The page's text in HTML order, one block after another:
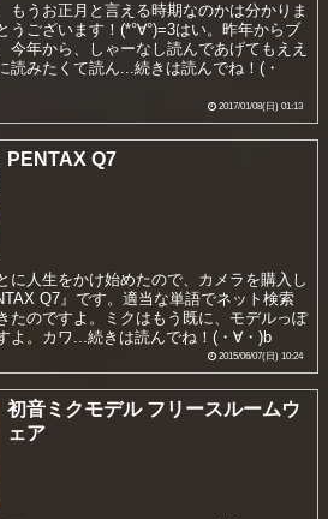
もうお正月と言える時期なのかは分かりま
うございます！(*°∀°)=3はい。昨年からブ
今年から、しゃーなし読んであげてもええ
みたくて読ん...続きは読んでね！(・
2017/01/08(日) 01:13
PENTAX Q7
に人生をかけ始めたので、カメラを購入し
Q7』です。適当な単語でネット検索
たのですよ。ミクはもう既に、モデルっぽ
よ。カワ...続きは読んでね！(・∀・)b
2015/06/07(日) 10:24
初音ミクモデル フリースルームウ
ェア